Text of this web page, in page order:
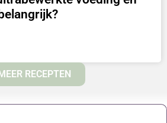
RECEPTEN